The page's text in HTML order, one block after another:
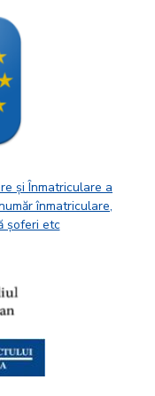
și Înmatriculare a
înmatriculare,
șoferi etc